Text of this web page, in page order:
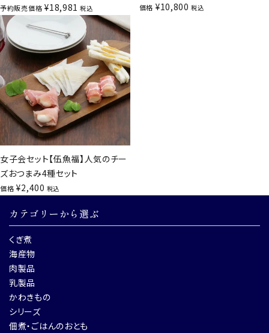
予約販売価格 ¥18,981 税込 価格 ¥10,800 税込
女子会セット【伍魚福】人気のチー
ズおつまみ4種セット
価格 ¥2,400 税込
カテゴリーから選ぶ
くぎ煮
海産物
肉製品
乳製品
かわきもの
シリーズ
佃煮・ごはんのおとも